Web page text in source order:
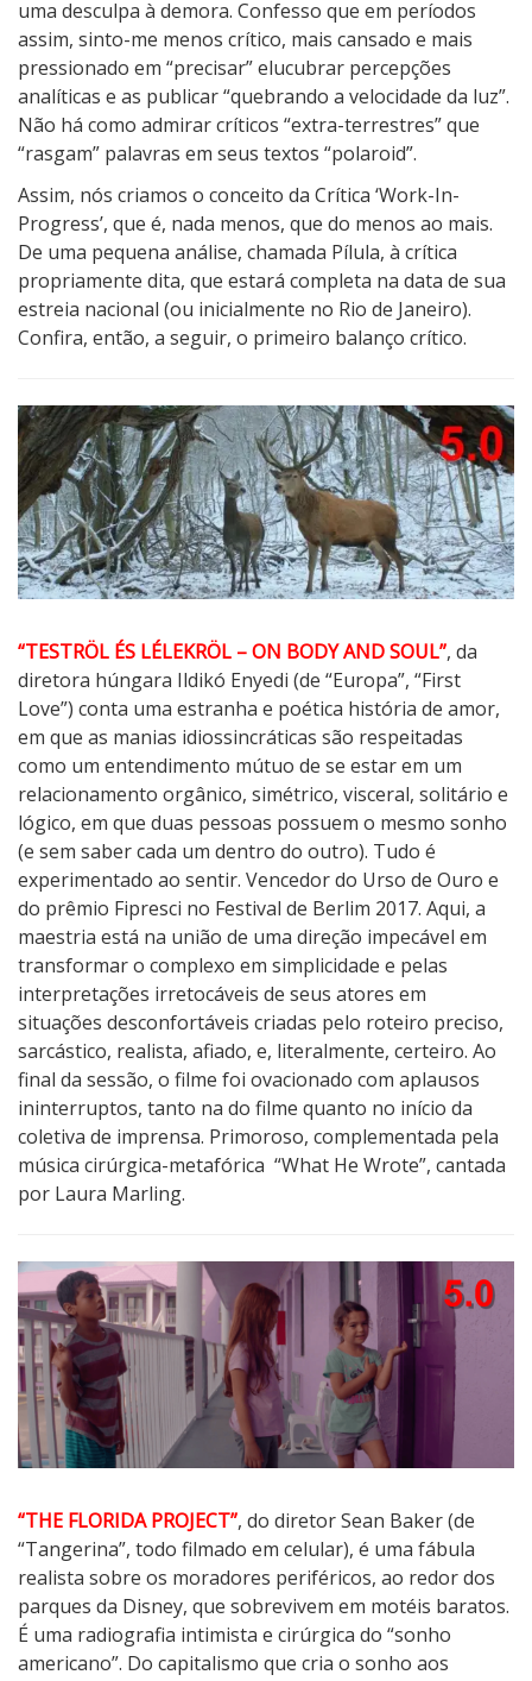
uma desculpa à demora. Confesso que em períodos
assim, sinto-me menos crítico, mais cansado e mais
pressionado em “precisar” elucubrar percepções
analíticas e as publicar “quebrando a velocidade da luz”.
Não há como admirar críticos “extra-terrestres” que
“rasgam” palavras em seus textos “polaroid”.
Assim, nós criamos o conceito da Crítica ‘Work-In-
Progress’, que é, nada menos, que do menos ao mais.
De uma pequena análise, chamada Pílula, à crítica
propriamente dita, que estará completa na data de sua
estreia nacional (ou inicialmente no Rio de Janeiro).
Confira, então, a seguir, o primeiro balanço crítico.
“TESTRÖL ÉS LÉLEKRÖL – ON BODY AND SOUL”, da
diretora húngara Ildikó Enyedi (de “Europa”, “First
Love”) conta uma estranha e poética história de amor,
em que as manias idiossincráticas são respeitadas
como um entendimento mútuo de se estar em um
relacionamento orgânico, simétrico, visceral, solitário e
lógico, em que duas pessoas possuem o mesmo sonho
(e sem saber cada um dentro do outro). Tudo é
experimentado ao sentir. Vencedor do Urso de Ouro e
do prêmio Fipresci no Festival de Berlim 2017. Aqui, a
maestria está na união de uma direção impecável em
transformar o complexo em simplicidade e pelas
interpretações irretocáveis de seus atores em
situações desconfortáveis criadas pelo roteiro preciso,
sarcástico, realista, afiado, e, literalmente, certeiro. Ao
final da sessão, o filme foi ovacionado com aplausos
ininterruptos, tanto na do filme quanto no início da
coletiva de imprensa. Primoroso, complementada pela
música cirúrgica-metafórica “What He Wrote”, cantada
por Laura Marling.
“THE FLORIDA PROJECT”, do diretor Sean Baker (de
“Tangerina”, todo filmado em celular), é uma fábula
realista sobre os moradores periféricos, ao redor dos
parques da Disney, que sobrevivem em motéis baratos.
É uma radiografia intimista e cirúrgica do “sonho
americano”. Do capitalismo que cria o sonho aos